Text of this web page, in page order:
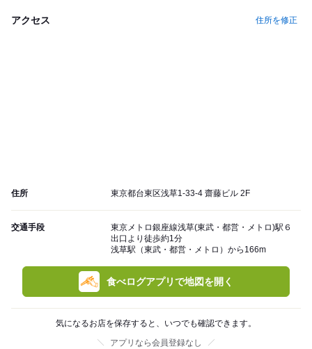
アクセス 住所を修正
住所 東京都台東区浅草1-33-4 齋藤ビル 2F
交通手段
東京メトロ銀座線浅草(東武・都営・メトロ)駅６
出口より徒歩約1分
浅草駅（東武・都営・メトロ）から166m
食べログアプリで地図を開く
気になるお店を保存すると、いつでも確認できます。
アプリなら会員登録なし